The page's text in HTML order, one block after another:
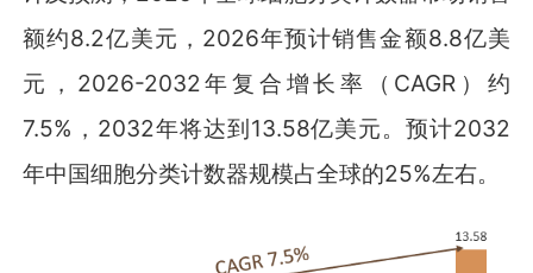
额约8.2亿美元，2026年预计销售金额8.8亿美
元，2026-2032年复合增长率（CAGR）约
7.5%，2032年将达到13.58亿美元。预计2032
年中国细胞分类计数器规模占全球的25%左右。